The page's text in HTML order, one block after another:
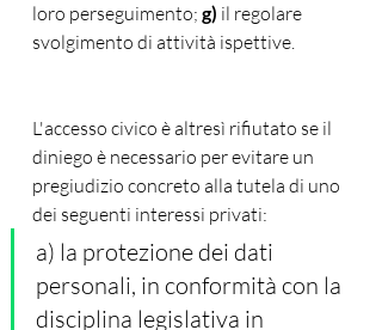
loro perseguimento; g) il regolare
svolgimento di attività ispettive.
L'accesso civico è altresì rifiutato se il
diniego è necessario per evitare un
pregiudizio concreto alla tutela di uno
dei seguenti interessi privati:
a) la protezione dei dati
personali, in conformità con la
disciplina legislativa in